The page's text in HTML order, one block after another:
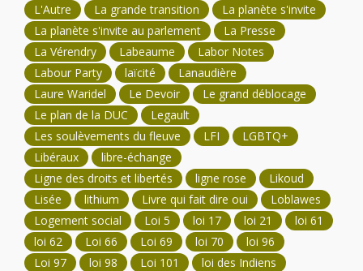
L'Autre
La grande transition
La planète s'invite
La planète s'invite au parlement
La Presse
La Vérendry
Labeaume
Labor Notes
Labour Party
laïcité
Lanaudière
Laure Waridel
Le Devoir
Le grand déblocage
Le plan de la DUC
Legault
Les soulèvements du fleuve
LFI
LGBTQ+
Libéraux
libre-échange
Ligne des droits et libertés
ligne rose
Likoud
Lisée
lithium Livre qui fait dire oui
Loblawes
Logement social
Loi 5 loi 17 loi 21
loi 61
loi 62
Loi 66 Loi 69 loi 70
loi 96
Loi 97
loi 98 Loi 101
loi des Indiens